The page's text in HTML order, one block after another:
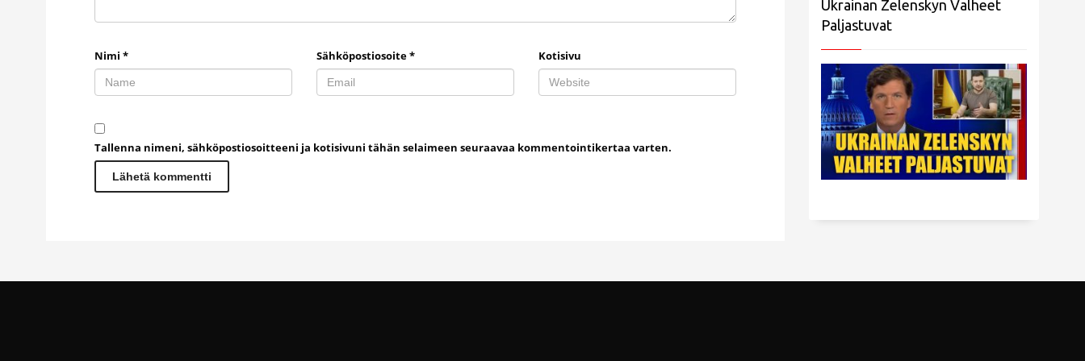
Nimi * Sähköpostiosoite* Kotisivu
Tallenna nimeni, sähköpostiosoitteeni ja kotisivuni tähän selaimeen seuraavaa kommentointikertaa varten.
Ukrainan Zelenskyn Valheet
Paljastuvat